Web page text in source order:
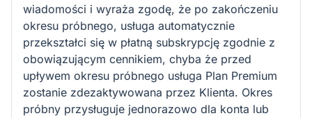
wiadomości i wyraża zgodę, że po zakończeniu
okresu próbnego, usługa automatycznie
przekształci się w płatną subskrypcję zgodnie z
obowiązującym cennikiem, chyba że przed
upływem okresu próbnego usługa Plan Premium
zostanie zdezaktywowana przez Klienta. Okres
próbny przysługuje jednorazowo dla konta lub